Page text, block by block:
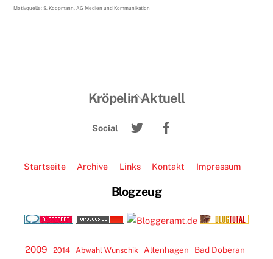
Motivquelle: S. Koopmann, AG Medien und Kommunikation
Back
Top
Kröpelin Aktuell
Social
Twitter
Startseite Archive Links Kontakt Impressum
Blogzeug
2009 2014 Abwahl Wunschik Altenhagen Bad Doberan